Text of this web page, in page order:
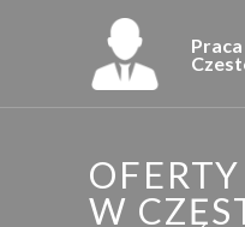
Praca
W